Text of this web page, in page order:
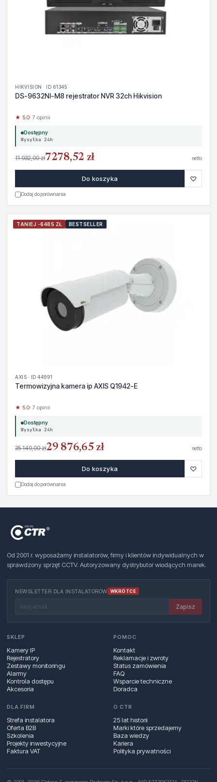
HIKVISION · ID 61345
DS-9632NI-M8 rejestrator NVR 32ch Hikvision
★ 5.0· 7 opinii
Dostępny
Wysyłka 24h
11 932,00 zł7278,52 zł netto
Do koszyka ♡
Dodaj do porównania
TANIEJ -6485 ZŁ BESTSELLER
AXIS · ID 44991
Termowizyjna kamera ip AXIS Q1942-E
★ 5.0· 7 opinii
Dostępny
Wysyłka 24h
35 149,00 zł29 876,65 zł netto
Do koszyka ♡
Dodaj do porównania
Od 2001 r. wyposażamy instalatorów, firmy i klientów indywidualnych w
sprawdzony sprzęt CCTV. Autoryzowany dystrybutor wiodących marek.
NEWSLETTER DLA INSTALATORÓW WKRÓTCE
Zapisz
SKLEP
Kamery IP
Rejestratory
Zestawy monitoringu
Alarmy
Kontrola dostępu
Akcesoria
POMOC
Kontakt
Reklamacje i zwroty
Status zamówienia
FAQ
Wsparcie techniczne
Doradca
DLA FIRM
Strefa instalatora
Oferta B2B
Szkolenia
Projekty inwestycyjne
Faktura VAT
O CTR
25 lat historii
Marki które sprzedajemy
Baza wiedzy
Kariera
Polityka prywatności